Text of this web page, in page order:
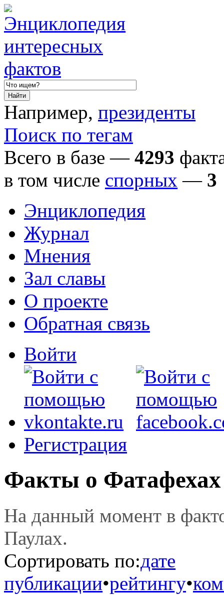
Например, президенты
Поиск по тегам
Всего в базе — 4293
в том числе спорных — 3
Энциклопедия
Журнал
Мнения
Зал славы
О проекте
Обратная связь
Войти
Регистрация
Факты о
На данный момент в
Паулах.
Сортировать по:дате
публикации•рейтингу•